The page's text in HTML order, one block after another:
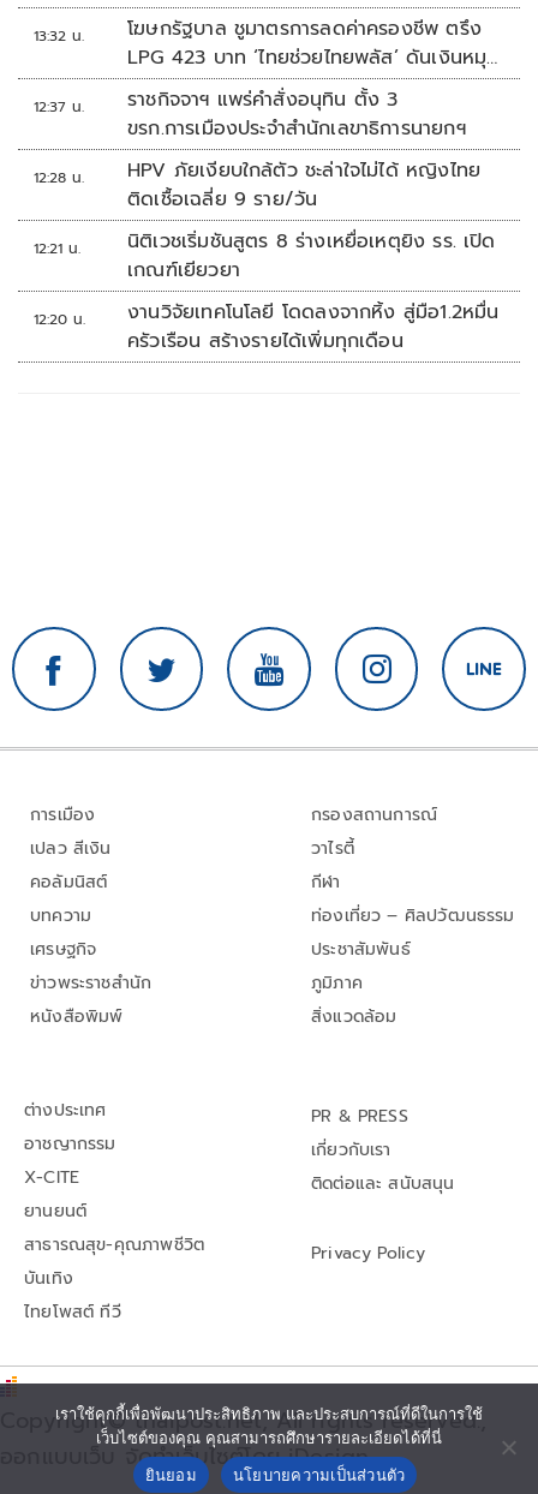
13:32 น.
โฆษกรัฐบาล ชูมาตรการลดค่าครองชีพ ตรึง
LPG 423 บาท ‘ไทยช่วยไทยพลัส’ ดันเงินหมุน
แสนล้าน
12:37 น.
ราชกิจจาฯ แพร่คำสั่งอนุทิน ตั้ง 3
ขรก.การเมืองประจำสำนักเลขาธิการนายกฯ
12:28 น.
HPV ภัยเงียบใกล้ตัว ชะล่าใจไม่ได้ หญิงไทย
ติดเชื้อเฉลี่ย 9 ราย/วัน
12:21 น.
นิติเวชเริ่มชันสูตร 8 ร่างเหยื่อเหตุยิง รร. เปิด
เกณฑ์เยียวยา
12:20 น.
งานวิจัยเทคโนโลยี โดดลงจากหิ้ง สู่มือ1.2หมื่น
ครัวเรือน สร้างรายได้เพิ่มทุกเดือน
การเมือง
เปลว สีเงิน
คอลัมนิสต์
บทความ
เศรษฐกิจ
ข่าวพระราชสำนัก
หนังสือพิมพ์
กรองสถานการณ์
วาไรตี้
กีฬา
ท่องเที่ยว – ศิลปวัฒนธรรม
ประชาสัมพันธ์
ภูมิภาค
สิ่งแวดล้อม
ต่างประเทศ
อาชญากรรม
X-CITE
ยานยนต์
สาธารณสุข-คุณภาพชีวิต
บันเทิง
ไทยโพสต์ ทีวี
PR & PRESS
เกี่ยวกับเรา
ติดต่อและ สนับสนุน
Privacy Policy
Copyright© thaipost.net, All rights reserved.,
ออกแบบเว็บ จัดทำเว็บไซต์โดย iDesign
เราใช้คุกกี้เพื่อพัฒนาประสิทธิภาพ และประสบการณ์ที่ดีในการใช้
เว็บไซต์ของคุณ คุณสามารถศึกษารายละเอียดได้ที่นี่
ยินยอม
นโยบายความเป็นส่วนตัว